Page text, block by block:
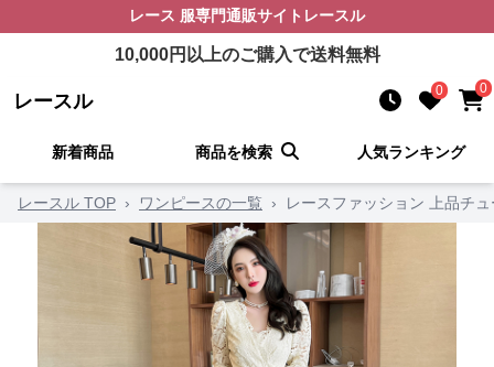
レース 服専門通販サイト レースル
10,000円以上のご購入で送料無料
レースル 0 0
新着商品 商品を検索 人気ランキング
レースル TOP › ワンピースの一覧 › レースファッション 上品チ